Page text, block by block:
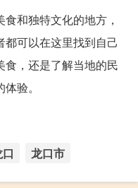
和独特文化的地方，
可以在这里找到自己
，还是了解当地的民
验。
龙口市